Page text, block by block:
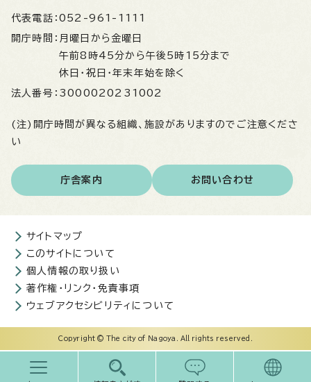
代表電話： 052-961-1111
開庁時間： 月曜日から金曜日
午前8時45分から午後5時15分まで
休日・祝日・年末年始を除く
法人番号： 3000020231002
(注)開庁時間が異なる組織、施設がありますのでご注意くださ
い
庁舎案内 お問い合わせ
サイトマップ
このサイトについて
個人情報の取り扱い
著作権・リンク・免責事項
ウェブアクセシビリティについて
Copyright © The city of Nagoya. All rights reserved.